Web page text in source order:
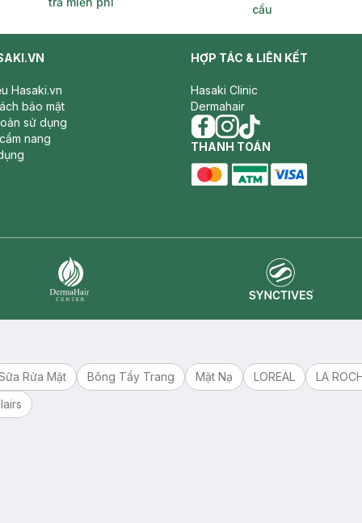
cầu
Hasaki.vn
bảo mật
sử dụng
nang
HỢP TÁC & LIÊN KẾT
Hasaki Clinic
Dermahair
facebook
instagram
tiktok
THANH TOÁN
Rửa Mặt Bông Tẩy Trang Mặt Nạ LOREAL LA